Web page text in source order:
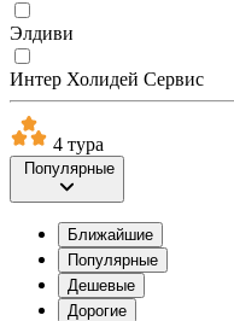
Элдиви
Интер Холидей Сервис
4 тура
Популярные
Ближайшие
Популярные
Дешевые
Дорогие